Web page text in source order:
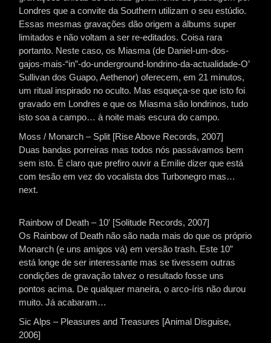
Londres que a convite da Southern utilizam o seu estúdio.
Essas mesmas gravações dão origem a álbums super
limitados e não voltam a ser re-editados. Coisa rara
portanto. Neste caso, os Miasma (de Daniel-um-dos-
gajos-mais-“in”-do-underground-londrino-da-actualidade-O’
Sullivan dos Guapo, Aethenor) oferecem, em 21 minutos,
um ritual inspirado no oculto. Mas esqueça-se que isto foi
gravado em Londres e que os Miasma são londrinos, tudo
isto soa a campo… à noite mais escura do campo.
Moss / Monarch – Split [Rise Above Records, 2007]
Duas bandas porreiras mas todos nós passávamos bem
sem isto. É claro que prefiro ouvir a Emilie dizer que está
com tesão em vez do vocalista dos Turbonegro mas…
next.
Rainbow of Death – 10′ [Solitude Records, 2007]
Os Rainbow of Death não são nada mais do que os próprio
Monarch (e uns amigos vá) em versão trash. Este 10”
está longe de ser interessante mas se tivessem outras
condições de gravação talvez o resultado fosse uns
pontos acima. De qualquer maneira, o arco-íris não durou
muito. Já acabaram…
Sic Alps – Pleasures and Treasures [Animal Disguise,
2006]